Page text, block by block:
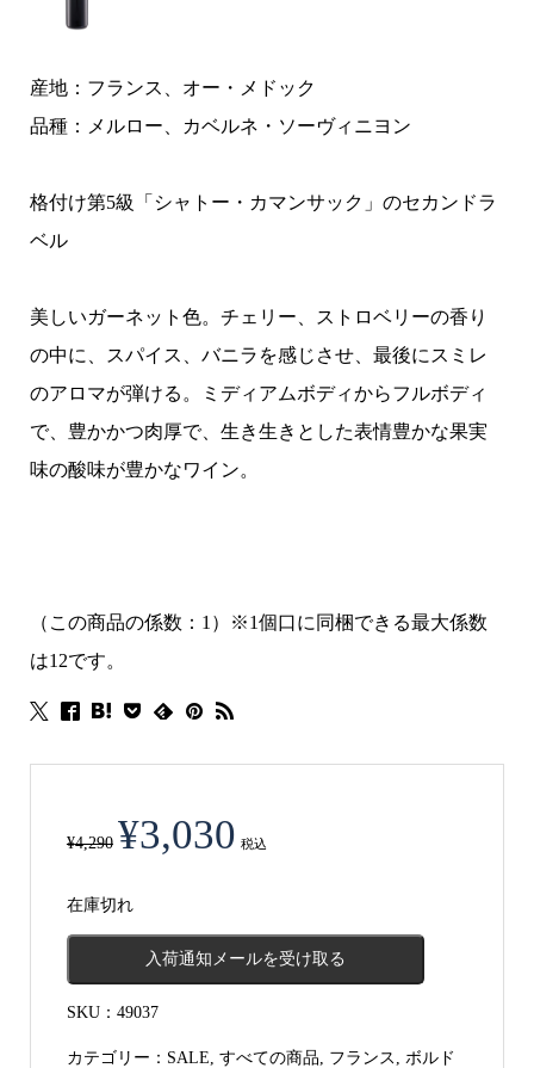
産地：フランス、オー・メドック
品種：メルロー、カベルネ・ソーヴィニヨン
格付け第5級「シャトー・カマンサック」のセカンドラ
ベル
美しいガーネット色。チェリー、ストロベリーの香り
の中に、スパイス、バニラを感じさせ、最後にスミレ
のアロマが弾ける。ミディアムボディからフルボディ
で、豊かかつ肉厚で、生き生きとした表情豊かな果実
味の酸味が豊かなワイン。
（この商品の係数：1）※1個口に同梱できる最大係数
は12です。
¥4,290 の
格
は
で
¥3,030在
格
税込
在庫切れ
入荷通知メールを受け取る
SKU： 49037
カテゴリー： SALE すべての商品 フランス
ボルド